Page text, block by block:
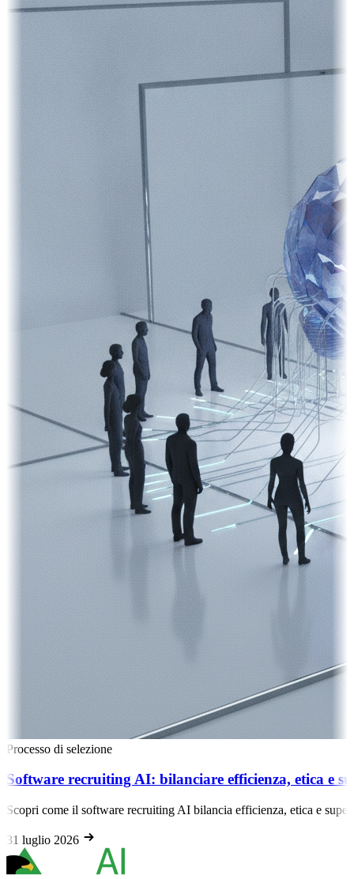
Processo di selezione
Software recruiting AI: bilanciare efficienza, etica e
Scopri come il software recruiting AI bilancia efficienza, etica e
31 luglio 2026